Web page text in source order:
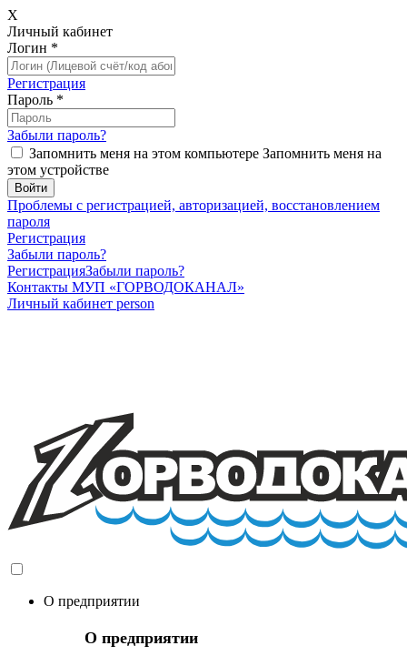
X
Личный кабинет
Логин *
Регистрация
Пароль *
Забыли пароль?
Запомнить меня на этом компьютере Запомнить меня на
этом устройстве
Проблемы с регистрацией, авторизацией, восстановлением
пароля
Регистрация
Забыли пароль?
РегистрацияЗабыли пароль?
Контакты МУП «ГОРВОДОКАНАЛ»
Личный кабинет person
О предприятии
О предприятии